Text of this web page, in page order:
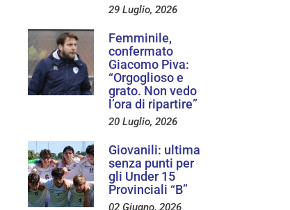
29 Luglio, 2026
Femminile,
confermato
Giacomo Piva:
“Orgoglioso e
grato. Non vedo
l’ora di ripartire”
20 Luglio, 2026
Giovanili: ultima
senza punti per
gli Under 15
Provinciali “B”
02 Giugno, 2026